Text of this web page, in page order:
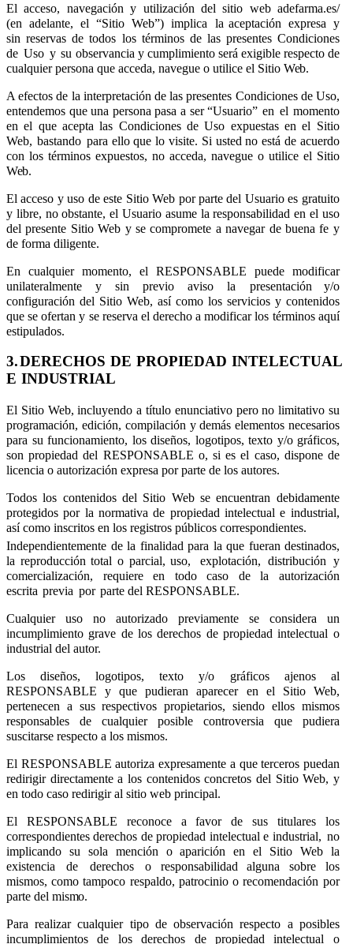
El acceso, navegación y utilización del sitio web adefarma.es/
(en adelante, el “Sitio Web”) implica la aceptación expresa y
sin reservas de todos los términos de las presentes Condiciones
de Uso y su observancia y cumplimiento será exigible respecto de
cualquier persona que acceda, navegue o utilice el Sitio Web.
A efectos de la interpretación de las presentes Condiciones de Uso,
entendemos que una persona pasa a ser “Usuario” en el momento
en el que acepta las Condiciones de Uso expuestas en el Sitio
Web, bastando para ello que lo visite. Si usted no está de acuerdo
con los términos expuestos, no acceda, navegue o utilice el Sitio
Web.
El acceso y uso de este Sitio Web por parte del Usuario es gratuito
y libre, no obstante, el Usuario asume la responsabilidad en el uso
del presente Sitio Web y se compromete a navegar de buena fe y
de forma diligente.
En cualquier momento, el RESPONSABLE puede
modificar
unilateralmente
y sin previo aviso la
presentación y/o
configuración del Sitio Web, así como los servicios y contenidos
que se ofertan y se reserva el derecho a modificar los términos aquí
estipulados.
3.DERECHOS DE PROPIEDAD INTELECTUAL
E INDUSTRIAL
El Sitio Web, incluyendo a título enunciativo pero no limitativo su
programación, edición, compilación y demás elementos necesarios
para su funcionamiento, los diseños, logotipos, texto y/o gráficos,
son propiedad del RESPONSABLE o, si es el caso, dispone de
licencia o autorización expresa por parte de los autores.
Todos los contenidos del Sitio Web se encuentran debidamente
protegidos por la normativa de propiedad intelectual e industrial,
así como inscritos en los registros públicos correspondientes.
Independientemente de la finalidad para la que fueran destinados,
la reproducción total o parcial, uso,
explotación, distribución y
comercialización,
requiere en todo caso de la
autorización
escrita previa por parte del RESPONSABLE.
Cualquier uso no autorizado previamente se considera un
incumplimiento grave de los derechos de propiedad intelectual o
industrial del autor.
Los diseños, logotipos, texto y/o gráficos ajenos al
RESPONSABLE y que pudieran aparecer en el Sitio Web,
pertenecen a sus respectivos propietarios, siendo ellos mismos
responsables de cualquier posible controversia que pudiera
suscitarse respecto a los mismos.
El RESPONSABLE autoriza expresamente a que terceros puedan
redirigir directamente a los contenidos concretos del Sitio Web, y
en todo caso redirigir al sitio web principal.
El RESPONSABLE reconoce a favor de sus titulares los
correspondientes derechos de propiedad intelectual e industrial, no
implicando su sola mención o aparición en el Sitio Web la
existencia
de derechos
o responsabilidad alguna sobre los
mismos, como tampoco respaldo, patrocinio o recomendación por
parte del mismo.
Para realizar cualquier tipo de observación respecto a posibles
incumplimientos de los derechos de propiedad intelectual o